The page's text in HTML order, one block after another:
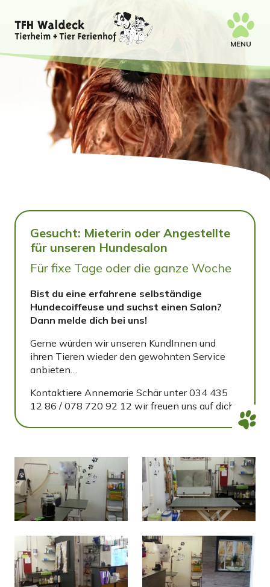
MENU
Gesucht: Mieterin oder Angestellte
für unseren Hundesalon
Für fixe Tage oder die ganze Woche
Bist du eine erfahrene selbständige
Hundecoiffeuse und suchst einen Salon?
Dann melde dich bei uns!
Gerne würden wir unseren KundInnen und
ihren Tieren wieder den gewohnten Service
anbieten…
Kontaktiere Annemarie Schär unter 034 435
12 86 / 078 720 92 12 wir freuen uns auf dich.